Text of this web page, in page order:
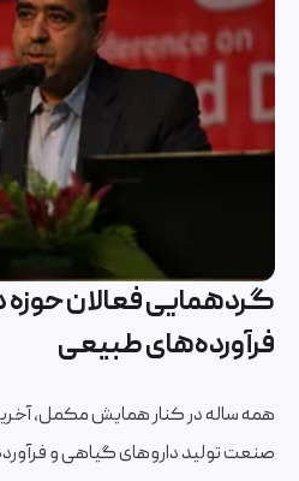
گردهمایی فعالان
فرآورده‌های طبیعی
همه ساله در کنار همایش مکمل،
صنعت تولید داروهای گیاهی و